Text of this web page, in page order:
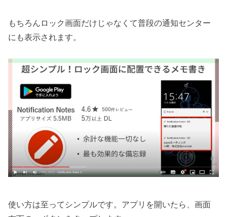
もちろんロック画面だけじゃなくて普段の通知センター
にも表示されます。
使い方は至ってシンプルです。アプリを開いたら、画面